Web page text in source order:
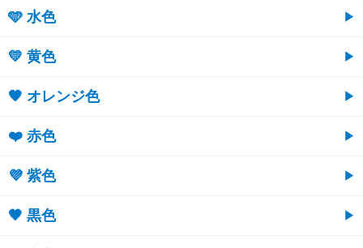
🩵 水色
💛 黄色
🧡 オレンジ色
❤️ 赤色
💜 紫色
🖤 黒色